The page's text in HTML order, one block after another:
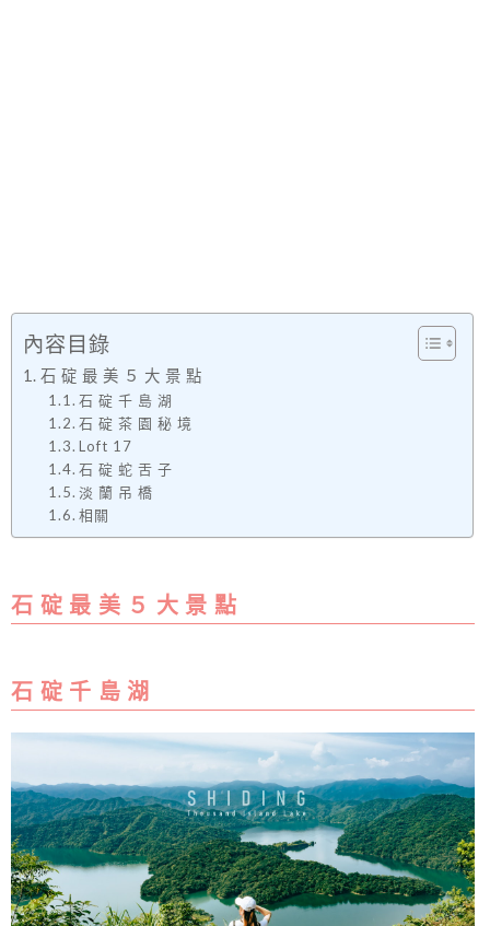
內容目錄
石 碇 最 美 ５ 大 景 點
石 碇 千 島 湖
石 碇 茶 園 秘 境
Loft 17
石 碇 蛇 舌 子
淡 蘭 吊 橋
相關
石 碇 最 美 ５ 大 景 點
石 碇 千 島 湖